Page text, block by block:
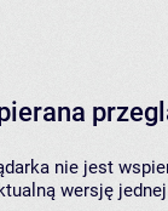
nie jest
wersję